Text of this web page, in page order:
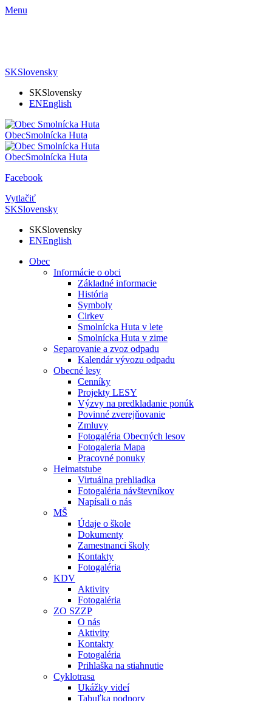
Menu
SKSlovensky
SKSlovensky
ENEnglish
ObecSmolnícka Huta
ObecSmolnícka Huta
Facebook
Vytlačiť
SKSlovensky
SKSlovensky
ENEnglish
Obec
Informácie o obci
Základné informacie
História
Symboly
Cirkev
Smolnícka Huta v lete
Smolnícka Huta v zime
Separovanie a zvoz odpadu
Kalendár vývozu odpadu
Obecné lesy
Cenníky
Projekty LESY
Výzvy na predkladanie ponúk
Povinné zverejňovanie
Zmluvy
Fotogaléria Obecných lesov
Fotogaleria Mapa
Pracovné ponuky
Heimatstube
Virtuálna prehliadka
Fotogaléria návštevníkov
Napísali o nás
MŠ
Údaje o škole
Dokumenty
Zamestnanci školy
Kontakty
Fotogaléria
KDV
Aktivity
Fotogaléria
ZO SZZP
O nás
Aktivity
Kontakty
Fotogaléria
Prihlaška na stiahnutie
Cyklotrasa
Ukážky videí
Tabuľka podpory